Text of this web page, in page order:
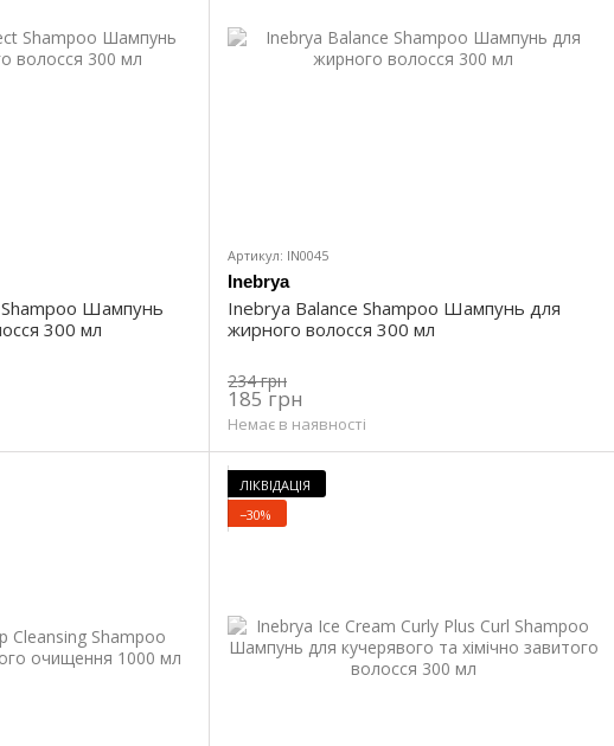
Шампунь
300 мл
Артикул: IN0045
Inebrya
Inebrya Balance Shampoo Шампунь для
жирного волосся 300 мл
234 грн
185 грн
Немає в наявності
ЛІКВІДАЦІЯ
−30%